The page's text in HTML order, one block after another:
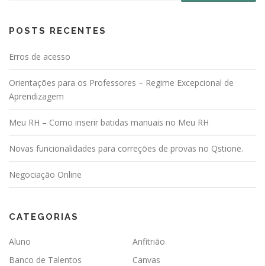
POSTS RECENTES
Erros de acesso
Orientações para os Professores – Regime Excepcional de
Aprendizagem
Meu RH – Como inserir batidas manuais no Meu RH
Novas funcionalidades para correções de provas no Qstione.
Negociação Online
CATEGORIAS
Aluno
Anfitrião
Banco de Talentos
Canvas